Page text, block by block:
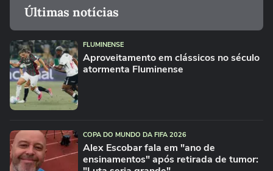
Últimas notícias
FLUMINENSE
Aproveitamento em clássicos no século
atormenta Fluminense
COPA DO MUNDO DA FIFA 2026
Alex Escobar fala em "ano de
ensinamentos" após retirada de tumor: